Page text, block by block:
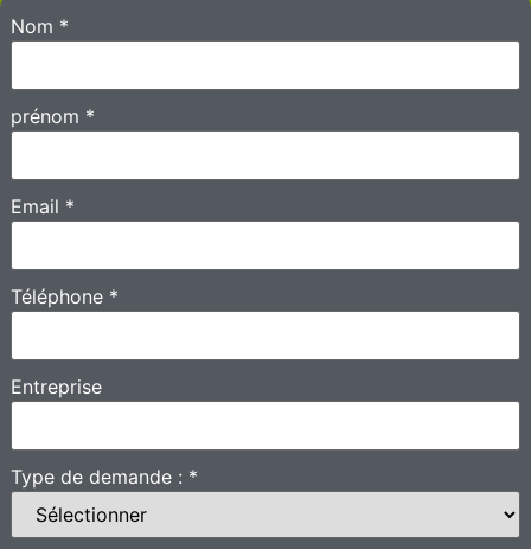
Nom *
prénom *
Email *
Téléphone *
Entreprise
Type de demande : *